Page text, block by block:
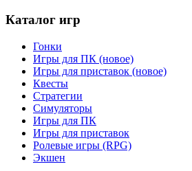
Каталог игр
Гонки
Игры для ПК (новое)
Игры для приставок (новое)
Квесты
Стратегии
Симуляторы
Игры для ПК
Игры для приставок
Ролевые игры (RPG)
Экшен